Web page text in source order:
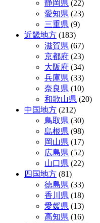
静岡県 (22)
愛知県 (23)
三重県 (9)
近畿地方 (183)
滋賀県 (67)
京都府 (23)
大阪府 (34)
兵庫県 (33)
奈良県 (10)
和歌山県 (20)
中国地方 (212)
鳥取県 (30)
島根県 (98)
岡山県 (17)
広島県 (52)
山口県 (22)
四国地方 (81)
徳島県 (33)
香川県 (18)
愛媛県 (13)
高知県 (16)